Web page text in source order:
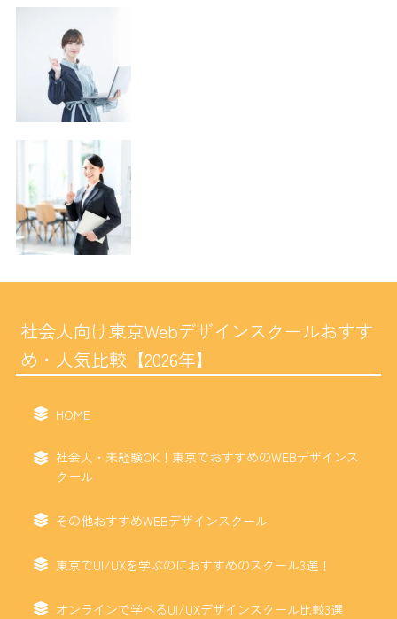
社会人向け東京Webデザインスクールおすす
め・人気比較【2026年】
HOME
社会人・未経験OK！東京でおすすめのWEBデザインス
クール
その他おすすめWEBデザインスクール
東京でUI/UXを学ぶのにおすすめのスクール3選！
オンラインで学べるUI/UXデザインスクール比較3選